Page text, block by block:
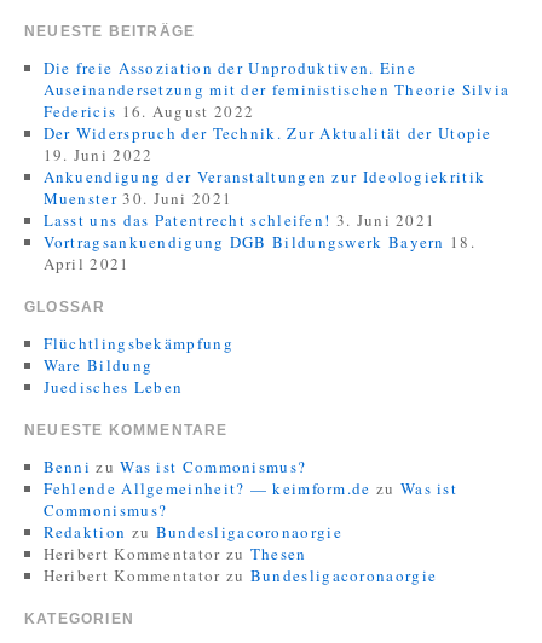
NEUESTE BEITRÄGE
Die freie Assoziation der Unproduktiven. Eine
Auseinandersetzung mit der feministischen Theorie Silvia
Federicis 16. August 2022
Der Widerspruch der Technik. Zur Aktualität der Utopie
19. Juni 2022
Ankuendigung der Veranstaltungen zur Ideologiekritik
Muenster 30. Juni 2021
Lasst uns das Patentrecht schleifen! 3. Juni 2021
Vortragsankuendigung DGB Bildungswerk Bayern 18.
April 2021
GLOSSAR
Flüchtlingsbekämpfung
Ware Bildung
Juedisches Leben
NEUESTE KOMMENTARE
Benni zuWas ist Commonismus?
Fehlende Allgemeinheit? — keimform.de zu Was ist
Commonismus?
Redaktion zu Bundesligacoronaorgie
Heribert Kommentator zu Thesen
Heribert Kommentator zu Bundesligacoronaorgie
KATEGORIEN